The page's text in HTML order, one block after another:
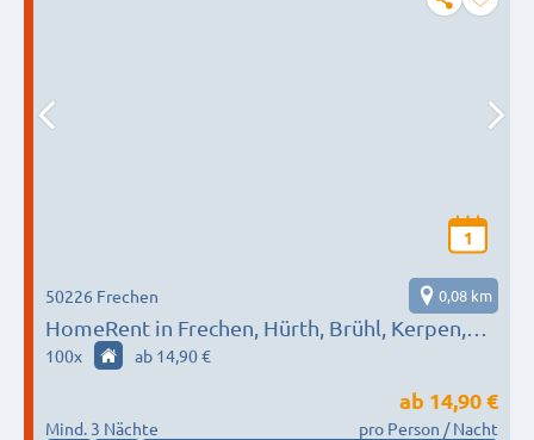
1
HomeRent in Frechen, Hürth, Brühl, Kerpen,
Köln, uvm. HR-29513-koeln
50226 Frechen 0,08 km
100x ab 14,90 €
Mind. 3 Nächte
ab 14,90 €
pro Person / Nacht